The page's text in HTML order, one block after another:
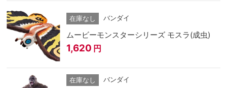
在庫なし バンダイ
ムービーモンスターシリーズ モスラ(成虫)
1,620 円
在庫なし バンダイ